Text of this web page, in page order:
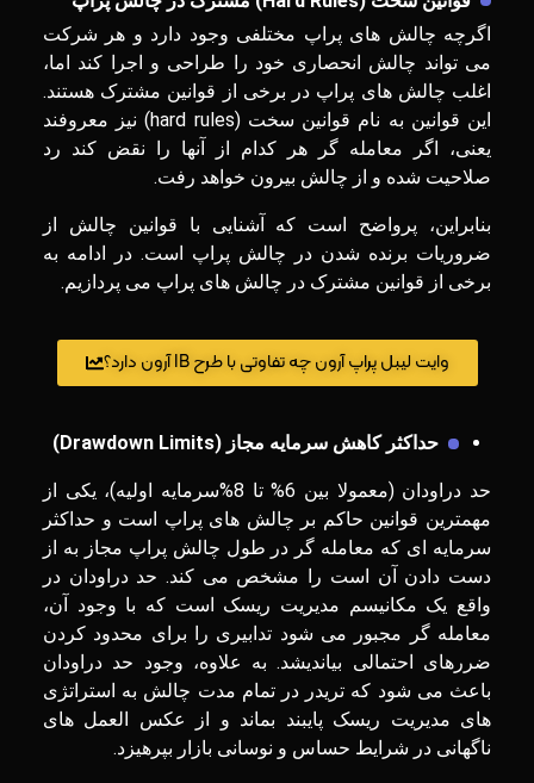
اگرچه چالش های پراپ مختلفی وجود دارد و هر شرکت
می تواند چالش انحصاری خود را طراحی و اجرا کند اما،
اغلب چالش های پراپ در برخی از قوانین مشترک هستند.
این قوانین به نام قوانین سخت (hard rules) نیز معروفند
یعنی، اگر معامله گر هر کدام از آنها را نقض کند رد
صلاحیت شده و از چالش بیرون خواهد رفت.
بنابراین، پرواضح است که آشنایی با قوانین چالش از
ضروریات برنده شدن در چالش پراپ است. در ادامه به
برخی از قوانین مشترک در چالش های پراپ می پردازیم.
وایت لیبل پراپ آرون چه تفاوتی با طرح IB آرون دارد؟
حداکثر کاهش سرمایه مجاز (Drawdown Limits
)
حد دراودان (معمولا بین 6% تا 8%سرمایه اولیه)، یکی از
مهمترین قوانین حاکم بر چالش های پراپ است و حداکثر
سرمایه ای که معامله گر در طول چالش پراپ مجاز به از
دست دادن آن است را مشخص می کند. حد دراودان در
واقع یک مکانیسم مدیریت ریسک است که با وجود آن،
معامله گر مجبور می شود تدابیری را برای محدود کردن
ضررهای احتمالی بیاندیشد. به علاوه، وجود حد دراودان
باعث می شود که تریدر در تمام مدت چالش به استراتژی
های مدیریت ریسک پایبند بماند و از عکس العمل های
ناگهانی در شرایط حساس و نوسانی بازار بپرهیزد.